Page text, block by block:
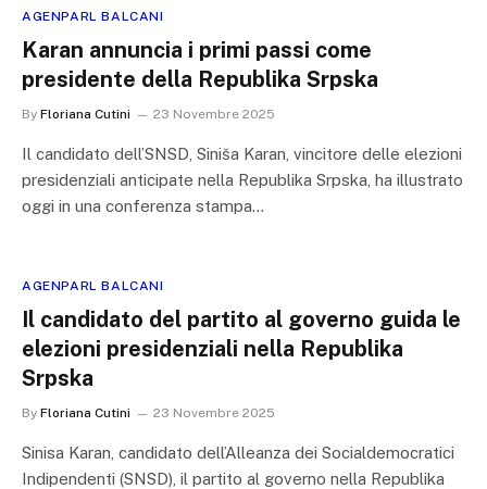
AGENPARL BALCANI
Karan annuncia i primi passi come
presidente della Republika Srpska
By Floriana Cutini 23 Novembre 2025
Il candidato dell’SNSD, Siniša Karan, vincitore delle elezioni
presidenziali anticipate nella Republika Srpska, ha illustrato
oggi in una conferenza stampa…
AGENPARL BALCANI
Il candidato del partito al governo guida le
elezioni presidenziali nella Republika
Srpska
By Floriana Cutini 23 Novembre 2025
Sinisa Karan, candidato dell’Alleanza dei Socialdemocratici
Indipendenti (SNSD), il partito al governo nella Republika